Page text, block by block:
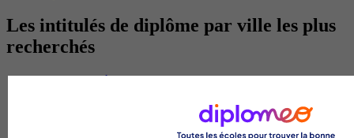
Les intitulés de diplôme par ville les plus
recherchés
Master Meef à Lille